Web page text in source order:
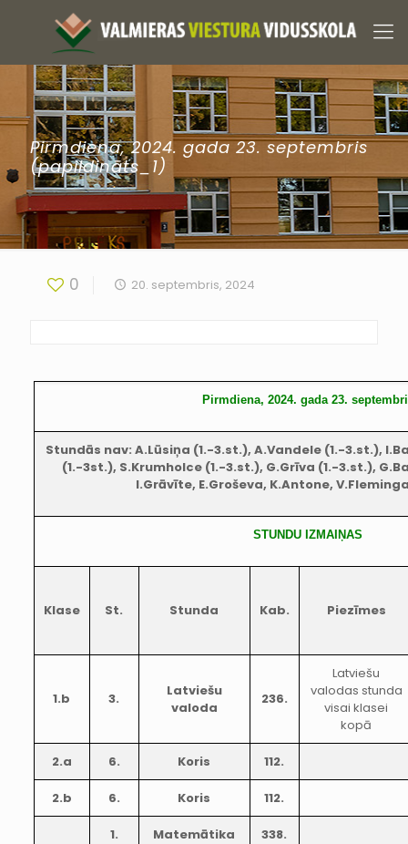
Pirmdiena, 2024. gada 23. septembris
(papildināts_1)
0 20. septembris, 2024
Pirmdiena, 2024. gada 23.
Stundās nav: A.Lūsiņa (1.-3.st.), A.Vandele (1.-3.st.),
(1.-3st.), S.Krumholce (1.-3.st.), G.Grīva (1.-3.st.),
I.Grāvīte, E.Groševa, K.Antone,
STUNDU IZMAIŅAS
Klase St. Stunda Kab. Piezīmes
1.b 3.
Latviešu
valoda
236.
Latviešu
valodas stunda
visai klasei
kopā
2.a 6. Koris 112.
2.b 6. Koris 112.
1. Matemātika 338.